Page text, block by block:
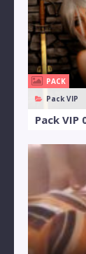
PACK
Pack VIP
Pack VIP